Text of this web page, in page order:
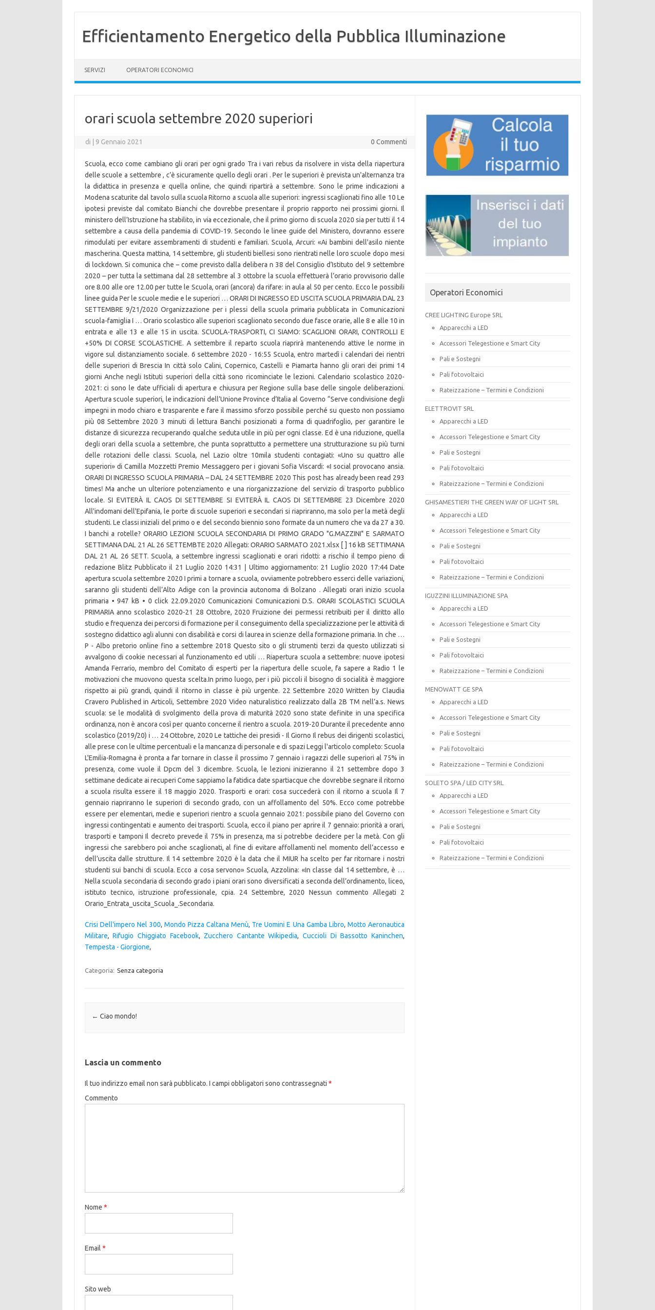
Efficientamento Energetico della Pubblica Illuminazione
SERVIZI OPERATORI ECONOMICI
orari scuola settembre 2020 superiori
di 9 Gennaio 2021 0 Commenti
Scuola, ecco come cambiano gli orari per ogni grado Tra i vari rebus da risolvere in vista della riapertura
delle scuole a settembre , c’è sicuramente quello degli orari . Per le superiori è prevista un'alternanza tra
la didattica in presenza e quella online, che quindi ripartirà a settembre. Sono le prime indicazioni a
Modena scaturite dal tavolo sulla scuola Ritorno a scuola alle superiori: ingressi scaglionati fino alle 10 Le
ipotesi previste dal comitato Bianchi che dovrebbe presentare il proprio rapporto nei prossimi giorni. Il
ministero dell’Istruzione ha stabilito, in via eccezionale, che il primo giorno di scuola 2020 sia per tutti il 14
settembre a causa della pandemia di COVID-19. Secondo le linee guide del Ministero, dovranno essere
rimodulati per evitare assembramenti di studenti e familiari. Scuola, Arcuri: «Ai bambini dell'asilo niente
mascherina. Questa mattina, 14 settembre, gli studenti biellesi sono rientrati nelle loro scuole dopo mesi
di lockdown. Si comunica che – come previsto dalla delibera n 38 del Consiglio d’Istituto del 9 settembre
2020 – per tutta la settimana dal 28 settembre al 3 ottobre la scuola effettuerà l’orario provvisorio dalle
ore 8.00 alle ore 12.00 per tutte le Scuola, orari (ancora) da rifare: in aula al 50 per cento. Ecco le possibili
linee guida Per le scuole medie e le superiori … ORARI DI INGRESSO ED USCITA SCUOLA PRIMARIA DAL 23
SETTEMBRE 9/21/2020 Organizzazione per i plessi della scuola primaria pubblicata in Comunicazioni
scuola-famiglia I … Orario scolastico alle superiori scaglionato secondo due fasce orarie, alle 8 e alle 10 in
entrata e alle 13 e alle 15 in uscita. SCUOLA-TRASPORTI, CI SIAMO: SCAGLIONI ORARI, CONTROLLI E
+50% DI CORSE SCOLASTICHE. A settembre il reparto scuola riaprirà mantenendo attive le norme in
vigore sul distanziamento sociale. 6 settembre 2020 - 16:55 Scuola, entro martedì i calendari dei rientri
delle superiori di Brescia In città solo Calini, Copernico, Castelli e Piamarta hanno gli orari dei primi 14
giorni Anche negli Istituti superiori della città sono ricominciate le lezioni. Calendario scolastico 2020-
2021: ci sono le date ufficiali di apertura e chiusura per Regione sulla base delle singole deliberazioni.
Apertura scuole superiori, le indicazioni dell’Unione Province d’Italia al Governo “Serve condivisione degli
impegni in modo chiaro e trasparente e fare il massimo sforzo possibile perché su questo non possiamo
più 08 Settembre 2020 3 minuti di lettura Banchi posizionati a forma di quadrifoglio, per garantire le
distanze di sicurezza recuperando qualche seduta utile in più per ogni classe. Ed è una riduzione, quella
degli orari della scuola a settembre, che punta soprattutto a permettere una strutturazione su più turni
delle rotazioni delle classi. Scuola, nel Lazio oltre 10mila studenti contagiati: «Uno su quattro alle
superiori» di Camilla Mozzetti Premio Messaggero per i giovani Sofia Viscardi: «I social provocano ansia.
ORARI DI INGRESSO SCUOLA PRIMARIA – DAL 24 SETTEMBRE 2020 This post has already been read 293
times! Ma anche un ulteriore potenziamento e una riorganizzazione del servizio di trasporto pubblico
locale. SI EVITERÀ IL CAOS DI SETTEMBRE SI EVITERÀ IL CAOS DI SETTEMBRE 23 Dicembre 2020
All'indomani dell'Epifania, le porte di scuole superiori e secondari si riapriranno, ma solo per la metà degli
studenti. Le classi iniziali del primo o e del secondo biennio sono formate da un numero che va da 27 a 30.
I banchi a rotelle? ORARIO LEZIONI SCUOLA SECONDARIA DI PRIMO GRADO "G.MAZZINI" E SARMATO
SETTIMANA DAL 21 AL 26 SETTEMBTE 2020 Allegati: ORARIO SARMATO 2021.xlsx [ ] 16 kB SETTIMANA
DAL 21 AL 26 SETT. Scuola, a settembre ingressi scaglionati e orari ridotti: a rischio il tempo pieno di
redazione Blitz Pubblicato il 21 Luglio 2020 14:31 | Ultimo aggiornamento: 21 Luglio 2020 17:44 Date
apertura scuola settembre 2020 I primi a tornare a scuola, ovviamente potrebbero esserci delle variazioni,
saranno gli studenti dell’Alto Adige con la provincia autonoma di Bolzano . Allegati orari inizio scuola
primaria • 947 kB • 0 click 22.09.2020 Comunicazioni Comunicazioni D.S. ORARI SCOLASTICI SCUOLA
PRIMARIA anno scolastico 2020-21 28 Ottobre, 2020 Fruizione dei permessi retribuiti per il diritto allo
studio e frequenza dei percorsi di formazione per il conseguimento della specializzazione per le attività di
sostegno didattico agli alunni con disabilità e corsi di laurea in scienze della formazione primaria. In che …
P - Albo pretorio online fino a settembre 2018 Questo sito o gli strumenti terzi da questo utilizzati si
avvalgono di cookie necessari al funzionamento ed utili … Riapertura scuola a settembre: nuove ipotesi
Amanda Ferrario, membro del Comitato di esperti per la riapertura delle scuole, fa sapere a Radio 1 le
motivazioni che muovono questa scelta.In primo luogo, per i più piccoli il bisogno di socialità è maggiore
rispetto ai più grandi, quindi il ritorno in classe è più urgente. 22 Settembre 2020 Written by Claudia
Cravero Published in Articoli, Settembre 2020 Video naturalistico realizzato dalla 2B TM nell’a.s. News
scuola: se le modalità di svolgimento della prova di maturità 2020 sono state definite in una specifica
ordinanza, non è ancora così per quanto concerne il rientro a scuola. 2019-20 Durante il precedente anno
scolastico (2019/20) i … 24 Ottobre, 2020 Le tattiche dei presidi - Il Giorno Il rebus dei dirigenti scolastici,
alle prese con le ultime percentuali e la mancanza di personale e di spazi Leggi l'articolo completo: Scuola
L'Emilia-Romagna è pronta a far tornare in classe il prossimo 7 gennaio i ragazzi delle superiori al 75% in
presenza, come vuole il Dpcm del 3 dicembre. Scuola, le lezioni inizieranno il 21 settembre dopo 3
settimane dedicate ai recuperi Come sappiamo la fatidica date spartiacque che dovrebbe segnare il ritorno
a scuola risulta essere il 18 maggio 2020. Trasporti e orari: cosa succederà con il ritorno a scuola Il 7
gennaio riapriranno le superiori di secondo grado, con un affollamento del 50%. Ecco come potrebbe
essere per elementari, medie e superiori rientro a scuola gennaio 2021: possibile piano del Governo con
ingressi contingentati e aumento dei trasporti. Scuola, ecco il piano per aprire il 7 gennaio: priorità a orari,
trasporti e tamponi Il decreto prevede il 75% in presenza, ma si potrebbe decidere per la metà. Con gli
ingressi che sarebbero poi anche scaglionati, al fine di evitare affollamenti nel momento dell’accesso e
dell’uscita dalle strutture. Il 14 settembre 2020 è la data che il MIUR ha scelto per far ritornare i nostri
studenti sui banchi di scuola. Ecco a cosa servono» Scuola, Azzolina: «In classe dal 14 settembre, è …
Nella scuola secondaria di secondo grado i piani orari sono diversificati a seconda dell’ordinamento, liceo,
istituto tecnico, istruzione professionale, cpia. 24 Settembre, 2020 Nessun commento Allegati 2
Orario_Entrata_uscita_Scuola_.Secondaria.
Crisi Dell'impero Nel 300,Mondo Pizza Caltana Menù, Tre Uomini E Una Gamba Libro, Motto Aeronautica
Militare,Rifugio Chiggiato Facebook, Zucchero Cantante Wikipedia, Cuccioli Di Bassotto Kaninchen,
Tempesta - Giorgione,
Categoria: Senza categoria
Navigazione articolo
← Ciao mondo!
Lascia un commento
Il tuo indirizzo email non sarà pubblicato. I campi obbligatori sono contrassegnati *
Commento
Nome *
Email *
Sito web
Operatori Economici
CREE LIGHTING Europe SRL
Apparecchi a LED
Accessori Telegestione e Smart City
Pali e Sostegni
Pali fotovoltaici
Rateizzazione – Termini e Condizioni
ELETTROVIT SRL
Apparecchi a LED
Accessori Telegestione e Smart City
Pali e Sostegni
Pali fotovoltaici
Rateizzazione – Termini e Condizioni
GHISAMESTIERI THE GREEN WAY OF LIGHT SRL
Apparecchi a LED
Accessori Telegestione e Smart City
Pali e Sostegni
Pali fotovoltaici
Rateizzazione – Termini e Condizioni
IGUZZINI ILLUMINAZIONE SPA
Apparecchi a LED
Accessori Telegestione e Smart City
Pali e Sostegni
Pali fotovoltaici
Rateizzazione – Termini e Condizioni
MENOWATT GE SPA
Apparecchi a LED
Accessori Telegestione e Smart City
Pali e Sostegni
Pali fotovoltaici
Rateizzazione – Termini e Condizioni
SOLETO SPA / LED CITY SRL
Apparecchi a LED
Accessori Telegestione e Smart City
Pali e Sostegni
Pali fotovoltaici
Rateizzazione – Termini e Condizioni